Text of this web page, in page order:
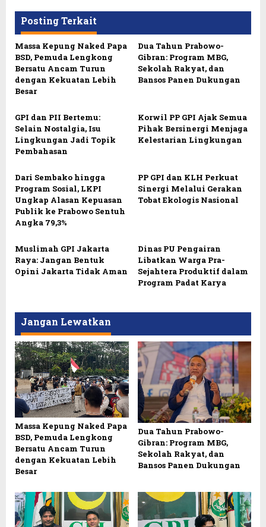
Posting Terkait
Massa Kepung Naked Papa
BSD, Pemuda Lengkong
Bersatu Ancam Turun
dengan Kekuatan Lebih
Besar
Dua Tahun Prabowo-
Gibran: Program MBG,
Sekolah Rakyat, dan
Bansos Panen Dukungan
GPI dan PII Bertemu:
Selain Nostalgia, Isu
Lingkungan Jadi Topik
Pembahasan
Korwil PP GPI Ajak Semua
Pihak Bersinergi Menjaga
Kelestarian Lingkungan
Dari Sembako hingga
Program Sosial, LKPI
Ungkap Alasan Kepuasan
Publik ke Prabowo Sentuh
Angka 79,3%
PP GPI dan KLH Perkuat
Sinergi Melalui Gerakan
Tobat Ekologis Nasional
Muslimah GPI Jakarta
Raya: Jangan Bentuk
Opini Jakarta Tidak Aman
Dinas PU Pengairan
Libatkan Warga Pra-
Sejahtera Produktif dalam
Program Padat Karya
Jangan Lewatkan
Massa Kepung Naked Papa
BSD, Pemuda Lengkong
Bersatu Ancam Turun
dengan Kekuatan Lebih
Besar
Dua Tahun Prabowo-
Gibran: Program MBG,
Sekolah Rakyat, dan
Bansos Panen Dukungan